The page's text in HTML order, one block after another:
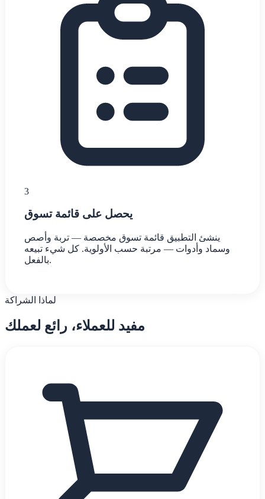
3
يحصل على قائمة تسوق
ينشئ التطبيق قائمة تسوق مخصصة — تربة وأصص
وسماد وأدوات — مرتبة حسب الأولوية. كل شيء تبيعه
بالفعل.
لماذا الشراكة
مفيد للعملاء، رائع لعملك